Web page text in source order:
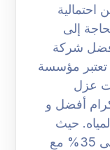
احتمالية
إلى
شركة
0508251950 لكن تعتبر مؤسسة
عزل
أفضل و
حيث
تشمل العروض خصومات تصل إلى 35% مع